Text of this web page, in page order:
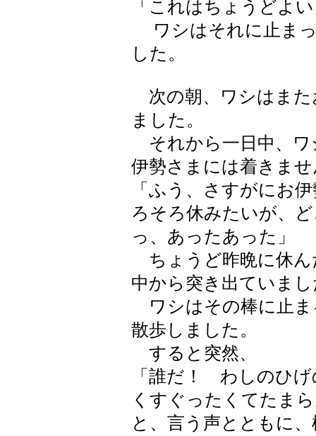
「これはちょうどよ
ワシはそれに止ま
した。
次の朝、ワシはまた
ました。
それから一日中、ワ
伊勢さまには着きま
「ふう、さすがにお
ろそろ休みたいが、
っ、あったあった」
ちょうど昨晩に休ん
中から突き出ていま
ワシはその棒に止ま
散歩しました。
すると突然、
「誰だ！ わしのひ
くすぐったくてたま
と、言う声とともに